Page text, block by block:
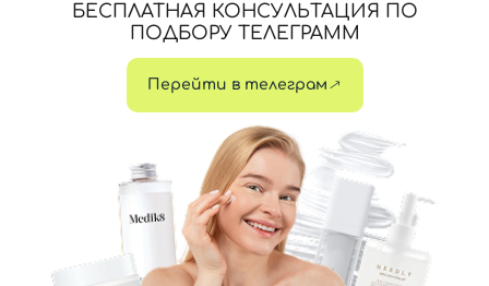
БЕСПЛАТНАЯ КОНСУЛЬТАЦИЯ ПО
ПОДБОРУ ТЕЛЕГРАММ
Перейти в телеграм